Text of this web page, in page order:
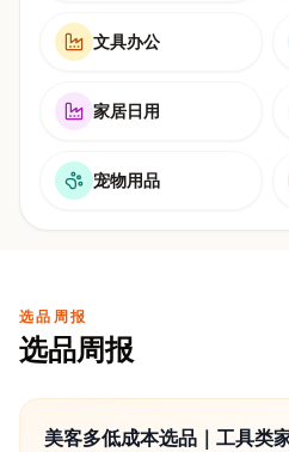
文具办公
家居日用
宠物用品
选品周报
选品周报
美客多低成本选品｜工具类